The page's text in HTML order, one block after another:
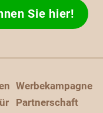
Sie hier!
Werbekampagne
Partnerschaft